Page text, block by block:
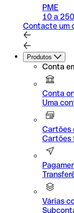
PME
10 a
Contacte um
Produtos
Conta
Conta
Uma
Cartões
Cartões
Várias